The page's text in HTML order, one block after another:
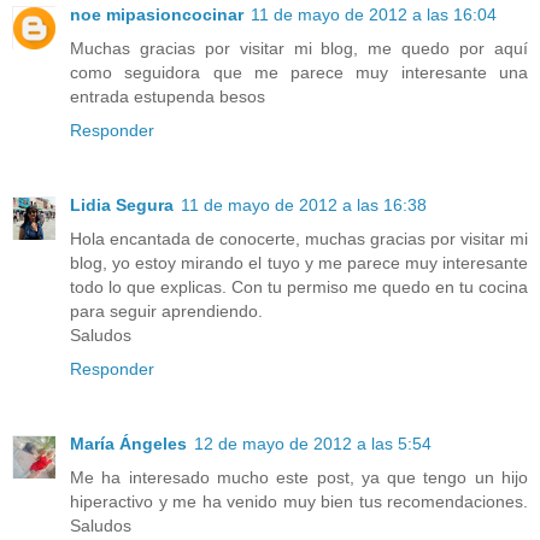
noe mipasioncocinar 11 de mayo de 2012 a las 16:04
Muchas gracias por visitar mi blog, me quedo por aquí
como seguidora que me parece muy interesante una
entrada estupenda besos
Responder
Lidia Segura 11 de mayo de 2012 a las 16:38
Hola encantada de conocerte, muchas gracias por visitar mi
blog, yo estoy mirando el tuyo y me parece muy interesante
todo lo que explicas. Con tu permiso me quedo en tu cocina
para seguir aprendiendo.
Saludos
Responder
María Ángeles 12 de mayo de 2012 a las 5:54
Me ha interesado mucho este post, ya que tengo un hijo
hiperactivo y me ha venido muy bien tus recomendaciones.
Saludos